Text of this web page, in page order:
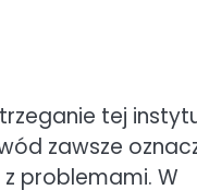
tej
zawsze
problemami. W